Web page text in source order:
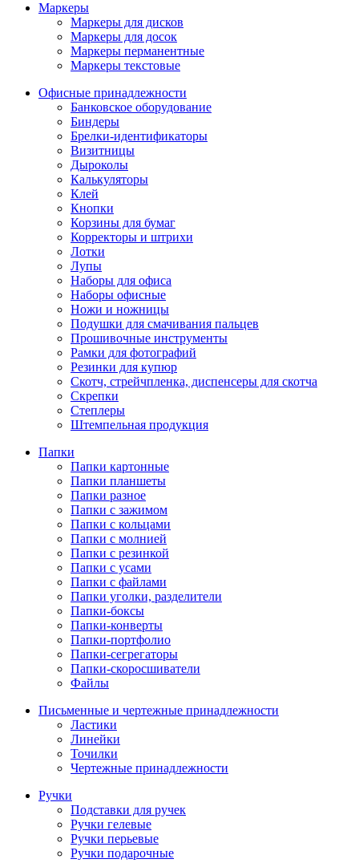
Маркеры
Маркеры для дисков
Маркеры для досок
Маркеры перманентные
Маркеры текстовые
Офисные принадлежности
Банковское оборудование
Биндеры
Брелки-идентификаторы
Визитницы
Дыроколы
Калькуляторы
Клей
Кнопки
Корзины для бумаг
Корректоры и штрихи
Лотки
Лупы
Наборы для офиса
Наборы офисные
Ножи и ножницы
Подушки для смачивания пальцев
Прошивочные инструменты
Рамки для фотографий
Резинки для купюр
Скотч, стрейчпленка, диспенсеры для скотча
Скрепки
Степлеры
Штемпельная продукция
Папки
Папки картонные
Папки планшеты
Папки разное
Папки с зажимом
Папки с кольцами
Папки с молнией
Папки с резинкой
Папки с усами
Папки с файлами
Папки уголки, разделители
Папки-боксы
Папки-конверты
Папки-портфолио
Папки-сегрегаторы
Папки-скоросшиватели
Файлы
Письменные и чертежные принадлежности
Ластики
Линейки
Точилки
Чертежные принадлежности
Ручки
Подставки для ручек
Ручки гелевые
Ручки перьевые
Ручки подарочные